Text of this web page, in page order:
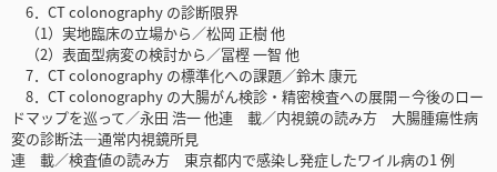
6．CT colonography の診断限界
（1）実地臨床の立場から／松岡 正樹 他
（2）表面型病変の検討から／冨樫 一智 他
7．CT colonography の標準化への課題／鈴木 康元
8．CT colonography の大腸がん検診・精密検査への展開－今後のロー
ドマップを巡って／永田 浩一 他連 載／内視鏡の読み方 大腸腫瘍性病
変の診断法―通常内視鏡所見
連 載／検査値の読み方 東京都内で感染し発症したワイル病の1 例